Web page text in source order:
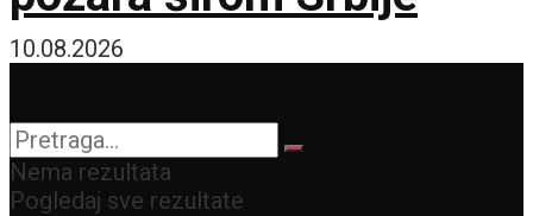
10.08.2026
Nema rezultata
Pogledaj sve rezultate